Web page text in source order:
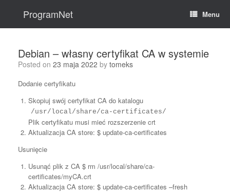
ProgramNet Menu
Debian – własny certyfikat CA w systemie
Posted on 23 maja 2022 by tomeks
Dodanie certyfikatu
Skopiuj swój certyfikat CA do katalogu
/usr/local/share/ca-certificates/
Plik certyfikatu musi mieć rozszerzenie crt
Aktualizacja CA store: $ update-ca-certificates
Usunięcie
Usunąć plik z CA $ rm /usr/local/share/ca-
certificates/myCA.crt
Aktualizacja CA store: $ update-ca-certificates –fresh